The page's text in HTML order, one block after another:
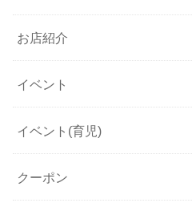
お店紹介
イベント
イベント(育児)
クーポン